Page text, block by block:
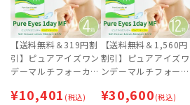
【送料無料＆319円割
引】ピュアアイズワン
デーマルチフォーカル
【ネコポス専用】 | 遠
¥10,401 (税込)
【送料無料＆1,560円
割引】ピュアアイズワ
ンデーマルチフォーカ
ト [約6ヶ月分] | 遠近
¥30,600 (税込)